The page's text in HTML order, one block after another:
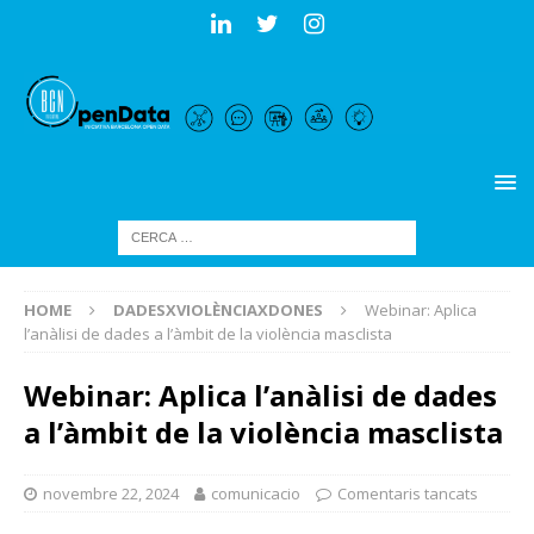
HOME DADESXVIOLÈNCIAXDONES
Webinar: Aplica
l’anàlisi de dades a l’àmbit de la violència masclista
Webinar: Aplica l’anàlisi de dades
a l’àmbit de la violència masclista
novembre 22, 2024 comunicacio Comentaris tancats